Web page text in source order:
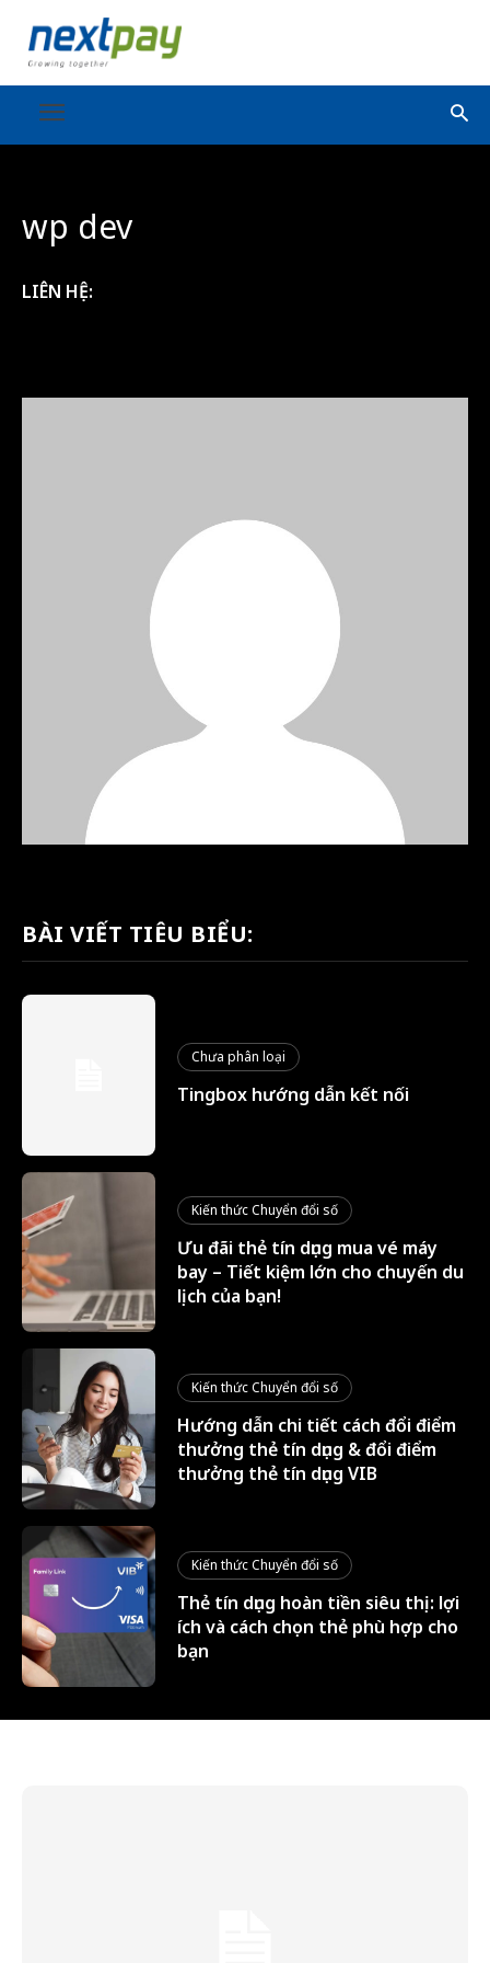
wp dev
LIÊN HỆ:
BÀI VIẾT TIÊU BIỂU:
Chưa phân loại
Tingbox hướng dẫn kết nối
Kiến thức Chuyển đổi số
Ưu đãi thẻ tín dụng mua vé máy
bay – Tiết kiệm lớn cho chuyến du
lịch của bạn!
Kiến thức Chuyển đổi số
Hướng dẫn chi tiết cách đổi điểm
thưởng thẻ tín dụng & đổi điểm
thưởng thẻ tín dụng VIB
Kiến thức Chuyển đổi số
Thẻ tín dụng hoàn tiền siêu thị: lợi
ích và cách chọn thẻ phù hợp cho
bạn